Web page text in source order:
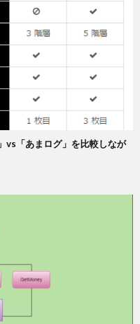
vs「あまログ」を比較しなが